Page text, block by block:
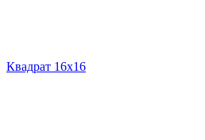
Квадрат 16х16